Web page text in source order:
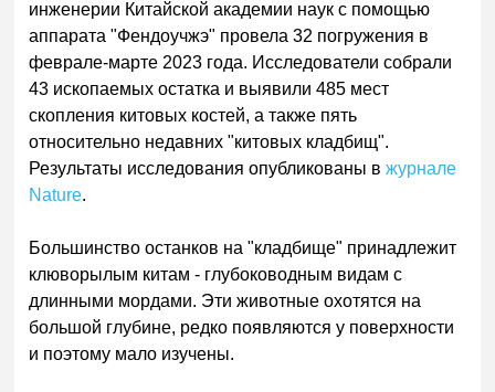
инженерии Китайской академии наук с помощью
аппарата "Фендоучжэ" провела 32 погружения в
феврале-марте 2023 года. Исследователи собрали
43 ископаемых остатка и выявили 485 мест
скопления китовых костей, а также пять
относительно недавних "китовых кладбищ".
Результаты исследования опубликованы вжурнале
Nature.
Большинство останков на "кладбище" принадлежит
клюворылым китам - глубоководным видам с
длинными мордами. Эти животные охотятся на
большой глубине, редко появляются у поверхности
и поэтому мало изучены.